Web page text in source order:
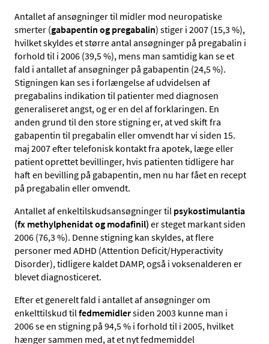
Antallet af ansøgninger til midler mod neuropatiske
smerter (gabapentin og pregabalin) stiger i 2007 (15,3 %),
hvilket skyldes et større antal ansøgninger på pregabalin i
forhold til i 2006 (39,5 %), mens man samtidig kan se et
fald i antallet af ansøgninger på gabapentin (24,5 %).
Stigningen kan ses i forlængelse af udvidelsen af
pregabalins indikation til patienter med diagnosen
generaliseret angst, og er en del af forklaringen. En
anden grund til den store stigning er, at ved skift fra
gabapentin til pregabalin eller omvendt har vi siden 15.
maj 2007 efter telefonisk kontakt fra apotek, læge eller
patient oprettet bevillinger, hvis patienten tidligere har
haft en bevilling på gabapentin, men nu har fået en recept
på pregabalin eller omvendt.
Antallet af enkeltilskudsansøgninger til psykostimulantia
(fx methylphenidat og modafinil) er steget markant siden
2006 (76,3 %). Denne stigning kan skyldes, at flere
personer med ADHD (Attention Deficit/Hyperactivity
Disorder), tidligere kaldet DAMP, også i voksenalderen er
blevet diagnosticeret.
Efter et generelt fald i antallet af ansøgninger om
enkelttilskud til fedmemidlersiden 2003 kunne man i
2006 se en stigning på 94,5 % i forhold til i 2005, hvilket
hænger sammen med, at et nyt fedmemiddel